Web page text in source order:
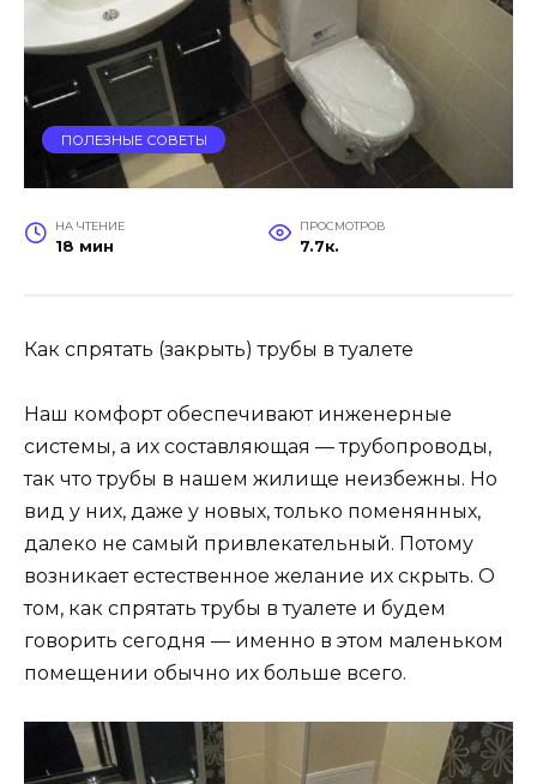
ПОЛЕЗНЫЕ СОВЕТЫ
НА ЧТЕНИЕ
18 мин
ПРОСМОТРОВ
7.7к.
Как спрятать (закрыть) трубы в туалете
Наш комфорт обеспечивают инженерные
системы, а их составляющая — трубопроводы,
так что трубы в нашем жилище неизбежны. Но
вид у них, даже у новых, только поменянных,
далеко не самый привлекательный. Потому
возникает естественное желание их скрыть. О
том, как спрятать трубы в туалете и будем
говорить сегодня — именно в этом маленьком
помещении обычно их больше всего.